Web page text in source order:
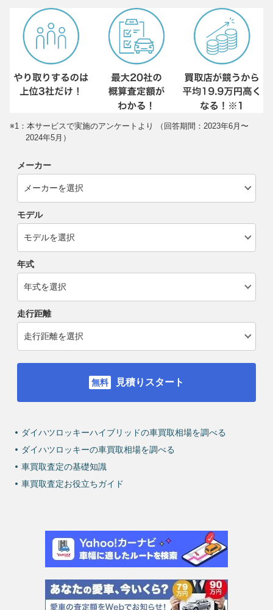
※1：本サービスで実施のアンケートより （回答期間：2023年6月〜
2024年5月）
メーカー
モデル
年式
走行距離
見積りスタート
ダイハツロッキーハイブリッドの車買取相場を調べる
ダイハツロッキーの車買取相場を調べる
車買取査定の基礎知識
車買取査定お役立ちガイド